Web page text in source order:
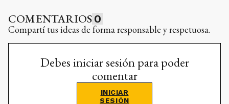
COMENTARIOS 0
Compartí tus ideas de forma responsable y respetuosa.
Debes iniciar sesión para poder
comentar
INICIAR
SESIÓN